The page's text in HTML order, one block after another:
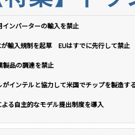
ンバーターの輸入を禁止
が輸入規制を起草 EUはすでに先行して禁止
製品の調達を禁止
がインテルと協力して米国でチップを製造す
る自主的なモデル提出制度を導入